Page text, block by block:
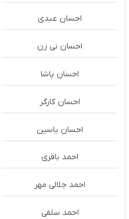
احسان عبدی
احسان نی زن
احسان پاشا
احسان کارگر
احسان یاسین
احمد باقری
احمد جلالی مهر
احمد سلفی